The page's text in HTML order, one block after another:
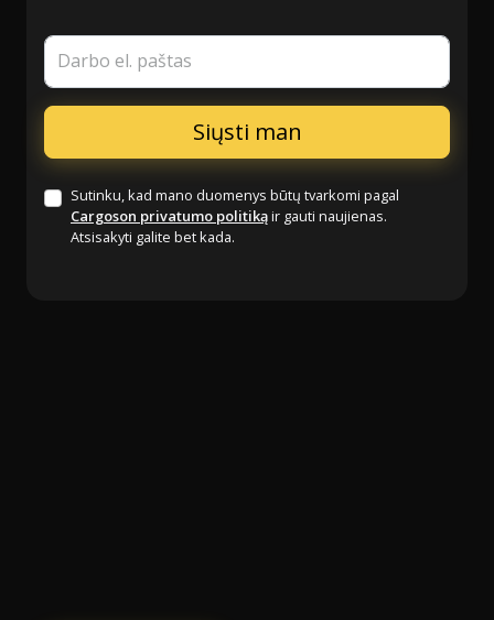
Darbo el. paštas
Sutinku, kad mano duomenys būtų tvarkomi pagal
Cargoson privatumo politikąir gauti naujienas.
Atsisakyti galite bet kada.